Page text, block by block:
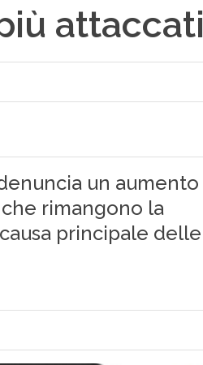
attaccati
un aumento
rimangono la
principale delle